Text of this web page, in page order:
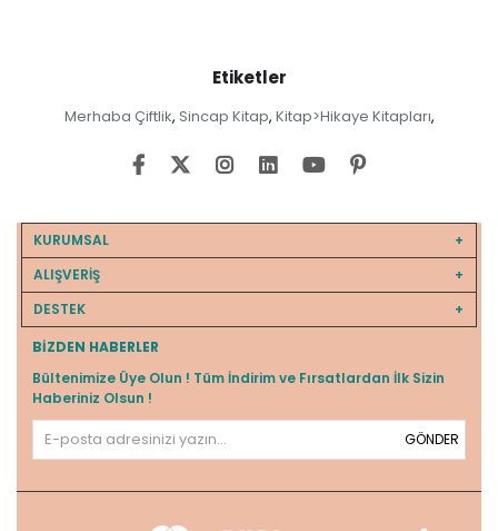
Etiketler
Merhaba Çiftlik, Sincap Kitap, Kitap>Hikaye Kitapları,
KURUMSAL
ALIŞVERİŞ
DESTEK
BIZDEN HABERLER
Bültenimize Üye Olun ! Tüm İndirim ve Fırsatlardan İlk Sizin
Haberiniz Olsun !
GÖNDER